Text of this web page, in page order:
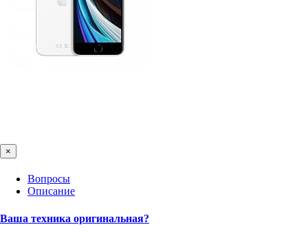
×
Вопросы
Описание
Ваша техника оригинальная?